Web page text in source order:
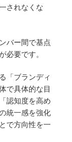
されなくな
バー間で基点
必要です。
「ブランディ
で具体的な目
認知度を高め
統一感を強化
で方向性を一